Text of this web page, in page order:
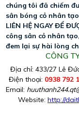
chúng tôi đã chiếm
sân bóng cỏ nhân
LIÊN HỆ NGAY ĐỂ
công sân cỏ nhân
đem lại sự hài lòng
CÔNG
Địa chỉ: 433/27 Lê
Điện thoại: 0938 792
Email:
Website: http://